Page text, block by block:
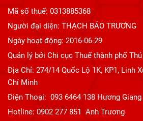
Mã số thuế: 0313885368
Người đại diện: THẠCH BẢO TRƯƠNG
Ngày hoạt động: 2016-06-29
Quản lý bởi Chi cục Thuế thành phố
Địa Chỉ: 274/14 Quốc Lộ 1K, KP1, Linh
Chí Minh
Điện Thoại: 093 6464 138 Hương Giang
Hotline: 0902 277 851 Anh Trương